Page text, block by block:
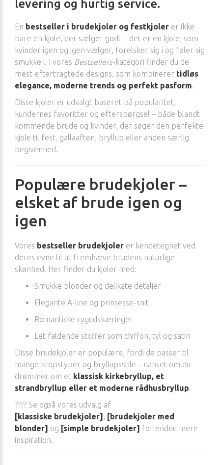
levering og hurtig service.
En bestseller i brudekjoler og festkjoler er ikke
bare en kjole, der sælger godt – det er en kjole, som
kvinder igen og igen vælger, forelsker sig i og føler sig
smukke i. I vores Bestsellers-kategori finder du de
mest eftertragtede designs, som kombinerer tidløs
elegance, moderne trends og perfekt pasform.
Disse kjoler er udvalgt baseret på popularitet,
kundernes favoritter og efterspørgsel – både blandt
kommende brude og kvinder, der søger den perfekte
kjole til fest, gallaaften, bryllup eller anden særlig
begivenhed.
Populære brudekjoler –
elsket af brude igen og
igen
Vores bestseller brudekjoler er kendetegnet ved
deres evne til at fremhæve brudens naturlige
skønhed. Her finder du kjoler med:
Smukke blonder og delikate detaljer
Elegante A-line og prinsesse-snit
Romantiske rygudskæringer
Let faldende stoffer som chiffon, tyl og satin
Disse brudekjoler er populære, fordi de passer til
mange kropstyper og bryllupsstile – uanset om du
drømmer om et klassisk kirkebryllup, et
strandbryllup eller et moderne rådhusbryllup.
???? Se også vores udvalg af
[klassiske brudekjoler] , [brudekjoler med
blonder] og [simple brudekjoler] for endnu mere
inspiration.